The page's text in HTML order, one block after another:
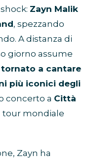
Zayn Malik
, spezzando
A distanza di
giorno assume
tornato a cantare
più iconici degli
concerto a Città
tour mondiale
Zayn ha